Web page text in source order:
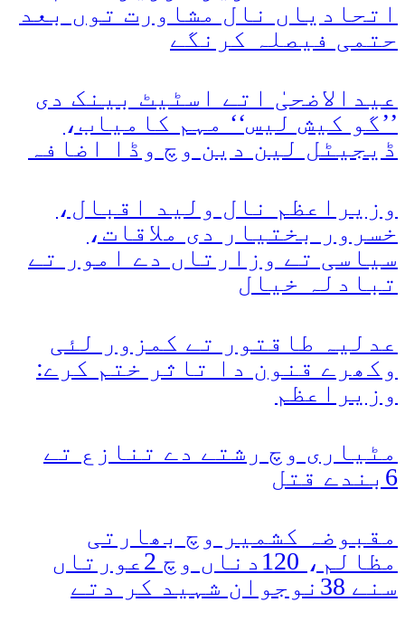
اتحادیاں نال مشاورت توں بعد
حتمی فیصلہ کرنگے
عیدالاضحیٰ اتے اسٹیٹ بینک دی
’’گو کیش لیس‘‘ مہم کامیاب،
ڈیجیٹل لین دین وچ وڈا اضافہ
وزیراعظم نال ولید اقبال،
خسرور بختیار دی ملاقات،
سیاسی تے وزارتاں دے امور تے
تبادلہ خیال
عدلیہ طاقتور تے کمزور لئی
وکھرے قنون دا تاثر ختم کرے:
وزیراعظم
مٹیاری وچ رشتے دے تنازع تے
6بندے قتل
مقبوضہ کشمیر وچ بھارتی
مظالم، 120دناں وچ 2عورتاں
سنے 38نوجوان شہید کر دتے